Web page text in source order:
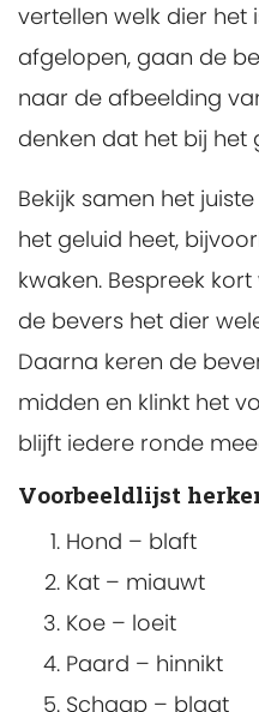
vertellen welk dier het
afgelopen, gaan de
naar de afbeelding
denken dat het bij het
Bekijk samen het
het geluid heet,
kwaken. Bespreek
de bevers het dier
Daarna keren de
midden en klinkt het
blijft iedere ronde
Voorbeeldlijst
Hond – blaft
Kat – miauwt
Koe – loeit
Paard – hinnikt
Schaap – blaat